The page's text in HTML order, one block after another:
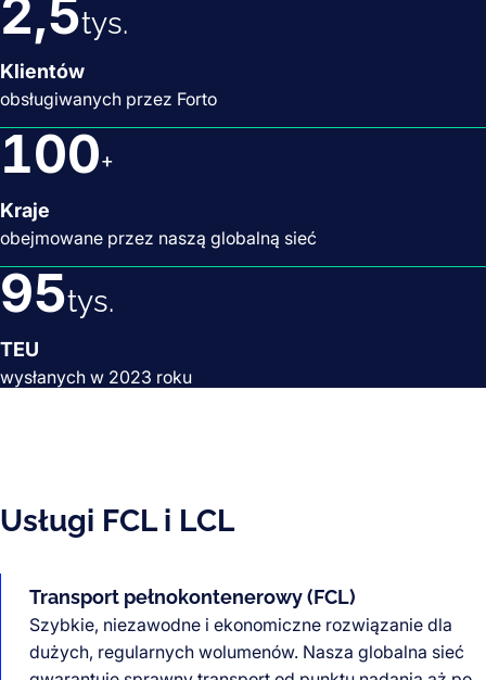
2,5tys.
Klientów
obsługiwanych przez Forto
100+
Kraje
obejmowane przez naszą globalną sieć
95tys.
TEU
wysłanych w 2023 roku
Usługi FCL i LCL
Transport pełnokontenerowy (FCL)
Szybkie, niezawodne i ekonomiczne rozwiązanie dla
dużych, regularnych wolumenów. Nasza globalna sieć